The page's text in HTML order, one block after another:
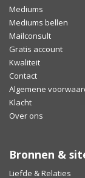
Mediums
Mediums bellen
Mailconsult
Gratis account
Kwaliteit
Contact
Algemene
Klacht
Over ons
Bronnen &
Liefde & Relaties